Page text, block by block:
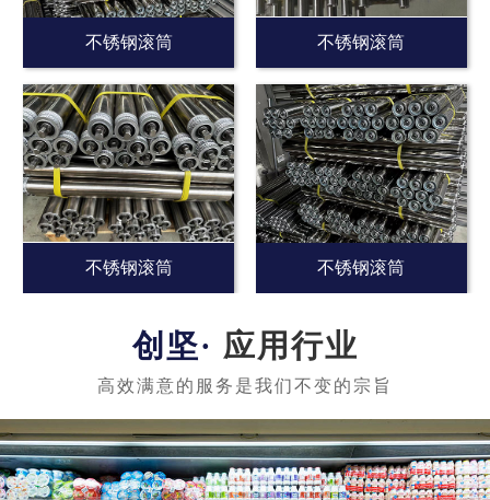
不锈钢滚筒 不锈钢滚筒
不锈钢滚筒 不锈钢滚筒
应用行业